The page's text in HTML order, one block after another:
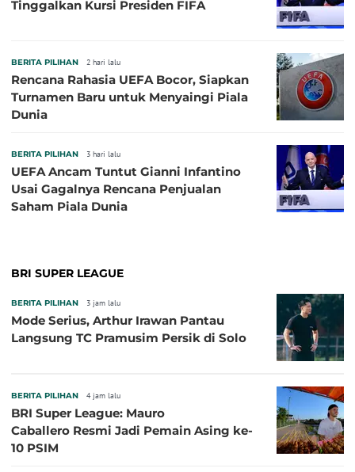
Tinggalkan Kursi Presiden FIFA
BERITA PILIHAN 2 hari lalu
Rencana Rahasia UEFA Bocor, Siapkan
Turnamen Baru untuk Menyaingi Piala
Dunia
BERITA PILIHAN 3 hari lalu
UEFA Ancam Tuntut Gianni Infantino
Usai Gagalnya Rencana Penjualan
Saham Piala Dunia
BRI SUPER LEAGUE
BERITA PILIHAN 3 jam lalu
Mode Serius, Arthur Irawan Pantau
Langsung TC Pramusim Persik di Solo
BERITA PILIHAN 4 jam lalu
BRI Super League: Mauro
Caballero Resmi Jadi Pemain Asing ke-
10 PSIM